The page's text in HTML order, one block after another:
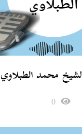
محمد الطبلاوي